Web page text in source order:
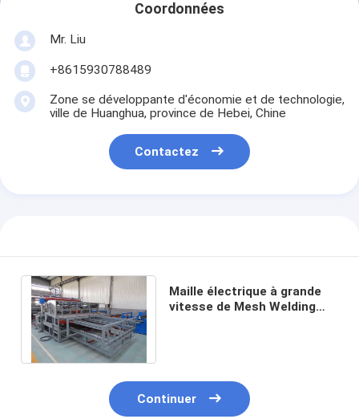
Coordonnées
Mr. Liu
+8615930788489
Zone se développante d'économie et de technologie,
ville de Huanghua, province de Hebei, Chine
Contactez
Maille électrique à grande
vitesse de Mesh Welding
Continuer